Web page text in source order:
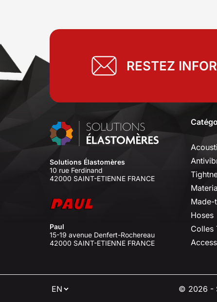
RESTEZ
Solutions Élastomères
10 rue Ferdinand
42000 SAINT-ETIENNE FRANCE
Paul
15-19 avenue Denfert-Rochereau
42000 SAINT-ETIENNE FRANCE
Made-
Hoses
Colles
© 2026 -